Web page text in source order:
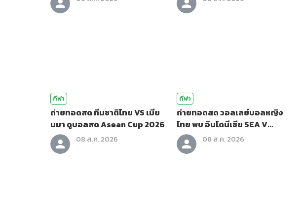
กีฬา
ถ่ายทอดสด ทีมชาติไทย VS เมีย
นมา ดูบอลสด Asean Cup 2026
08 ส.ค. 2026
กีฬา
ถ่ายทอดสด วอลเลย์บอลหญิง
ไทย พบ อินโดนีเซีย SEA V
League 202608 ส.ค. 2026